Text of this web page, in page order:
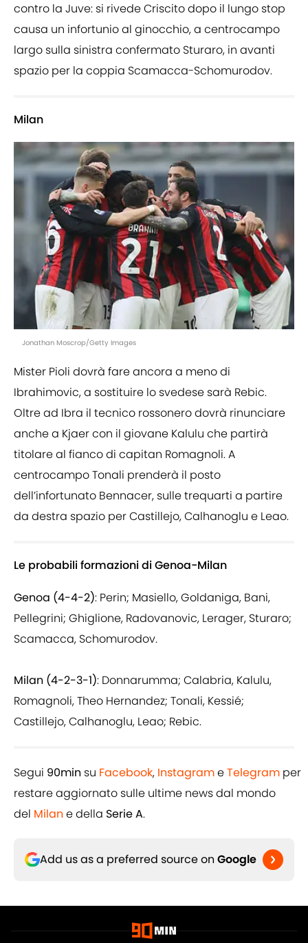
contro la Juve: si rivede Criscito dopo il lungo stop
causa un infortunio al ginocchio, a centrocampo
largo sulla sinistra confermato Sturaro, in avanti
spazio per la coppia Scamacca-Schomurodov.
Milan
Jonathan Moscrop/Getty Images
Mister Pioli dovrà fare ancora a meno di
Ibrahimovic, a sostituire lo svedese sarà Rebic.
Oltre ad Ibra il tecnico rossonero dovrà rinunciare
anche a Kjaer con il giovane Kalulu che partirà
titolare al fianco di capitan Romagnoli. A
centrocampo Tonali prenderà il posto
dell’infortunato Bennacer, sulle trequarti a partire
da destra spazio per Castillejo, Calhanoglu e Leao.
Le probabili formazioni di Genoa-Milan
Genoa (4-4-2): Perin; Masiello, Goldaniga, Bani,
Pellegrini; Ghiglione, Radovanovic, Lerager, Sturaro;
Scamacca, Schomurodov.
Milan (4-2-3-1): Donnarumma; Calabria, Kalulu,
Romagnoli, Theo Hernandez; Tonali, Kessié;
Castillejo, Calhanoglu, Leao; Rebic.
Segui 90min su Facebook, InstagrameTelegram per
restare aggiornato sulle ultime news dal mondo
del Milan e della Serie A.
Add us as a preferred source on Google